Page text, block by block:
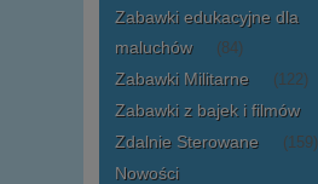
Zabawki edukacyjne dla
maluchów
(84)
Zabawki Militarne (122)
Zabawki z bajek i filmów
Zdalnie Sterowane (159)
Nowości